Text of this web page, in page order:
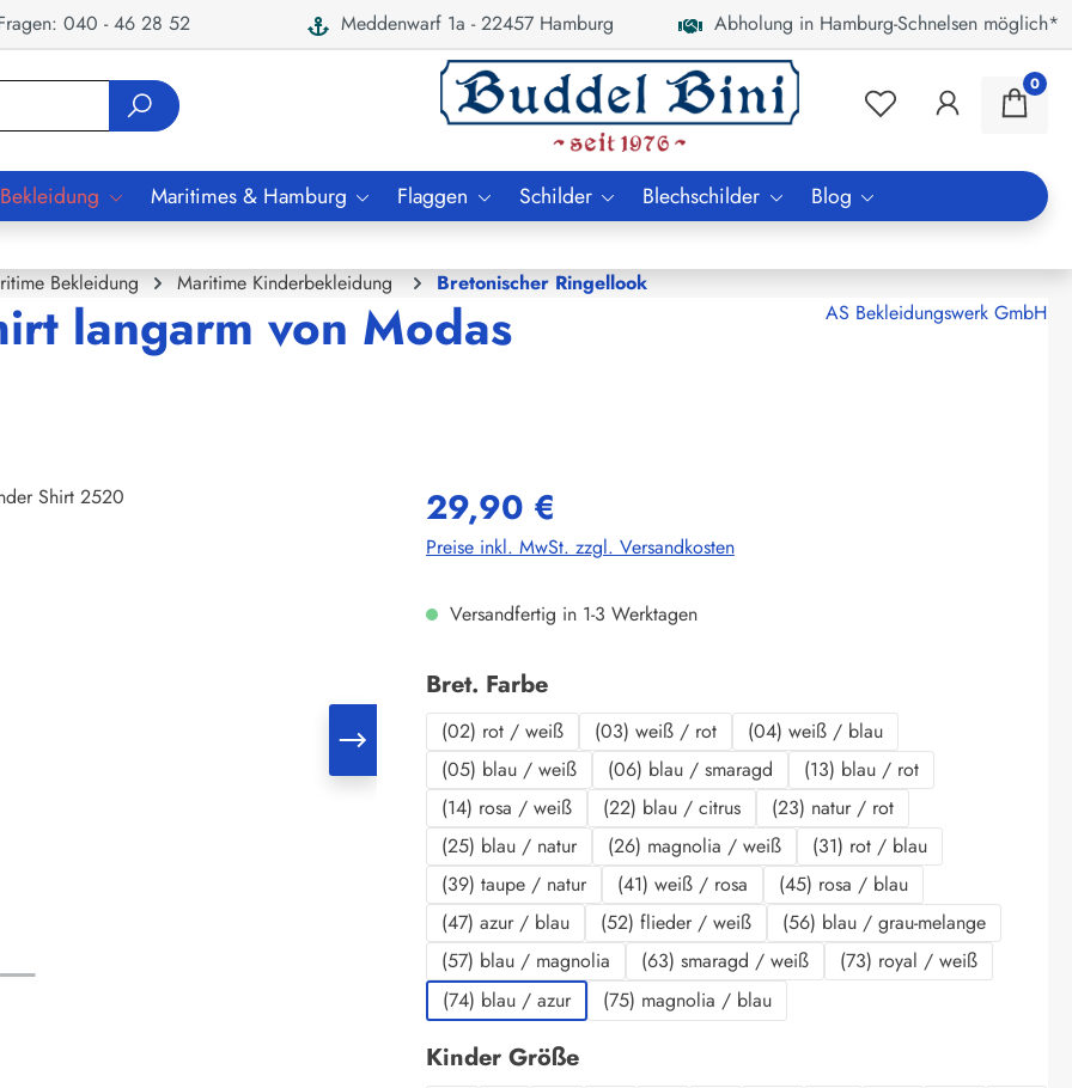
040 - 46 28 52 Meddenwarf 1a - 22457 Hamburg Abholung in Hamburg-Schnelsen möglich*
0
Maritimes & Hamburg Flaggen Schilder Blechschilder Blog
Bekleidung Maritime Kinderbekleidung Bretonischer Ringellook
langarm von Modas
AS Bekleidungswerk GmbH
29,90 €
Preise inkl. MwSt. zzgl. Versandkosten
Versandfertig in 1-3 Werktagen
Bret. Farbeauswählen
(02) rot / weiß (03) weiß / rot
(04) weiß / blau
(05) blau / weiß
(06) blau / smaragd
(13) blau / rot
(14) rosa / weiß
(22) blau / citrus
(23) natur / rot
(25) blau / natur
(26) magnolia / weiß
(31) rot / blau
(39) taupe / natur
(41) weiß / rosa
(45) rosa / blau
(47) azur / blau
(52) flieder / weiß
(56) blau / grau-melange
(57) blau / magnolia
(63) smaragd / weiß
(73) royal / weiß
(74) blau / azur
(75) magnolia / blau
Kinder Größeauswählen